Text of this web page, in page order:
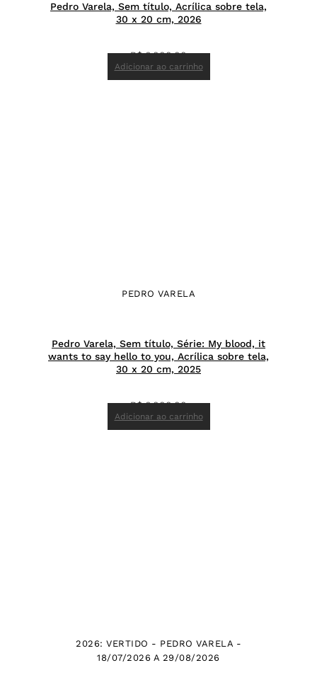
Pedro Varela, Sem título, Acrílica sobre tela,
30 x 20 cm, 2026
R$6.000,00
Adicionar ao carrinho
PEDRO VARELA
Pedro Varela, Sem título, Série: My blood, it
wants to say hello to you, Acrílica sobre tela,
30 x 20 cm, 2025
R$6.000,00
Adicionar ao carrinho
2026: VERTIDO - PEDRO VARELA -
18/07/2026 A 29/08/2026